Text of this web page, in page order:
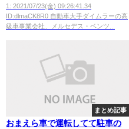
車にすると発表
1: 2021/07/23(金) 09:26:41.34
ID:dlmaCK8R0 自動車大手ダイムラーの高
級車事業会社、メルセデス・ベンツ...
まとめ記事
おまえら車で運転してて駐車の